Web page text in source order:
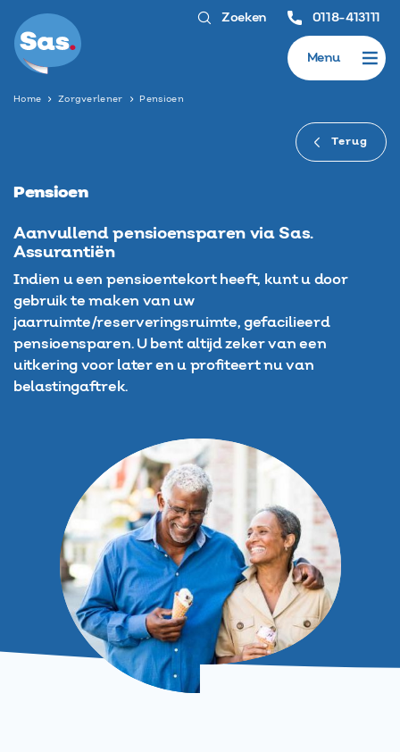
Zoeken 0118-413111
Menu
Home Zorgverlener Pensioen
Terug
Pensioen
Aanvullend pensioensparen via Sas.
Assurantiën
Indien u een pensioentekort heeft, kunt u door
gebruik te maken van uw
jaarruimte/reserveringsruimte, gefacilieerd
pensioensparen. U bent altijd zeker van een
uitkering voor later en u profiteert nu van
belastingaftrek.